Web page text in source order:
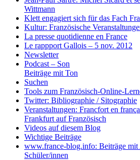
Wittmann
Klett engagiert sich für das Fach
Kultur: Französische
La presse quotidienne en France
Le rappport Gallois – 5 nov. 2012
Newsletter
Podcast – Son
Beiträge mit Ton
Suchen
Tools zum Französisch-Online-
Twitter: Bibliographie / Sitographie
Veranstaltungen: Francfort en
Frankfurt auf Französisch
Videos auf diesem Blog
Wichtige Beiträge
www.france-blog.info: Beiträge
Schüler/innen